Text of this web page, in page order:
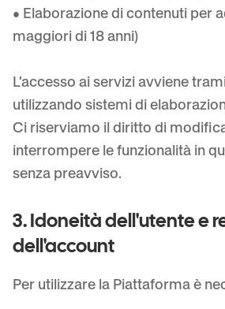
• Elaborazione di contenuti per
maggiori di 18 anni)
L'accesso ai servizi avviene
utilizzando sistemi di
Ci riserviamo il diritto di
interrompere le funzionalità in
senza preavviso.
3. Idoneità dell'utente e
dell'account
Per utilizzare la Piattaforma è